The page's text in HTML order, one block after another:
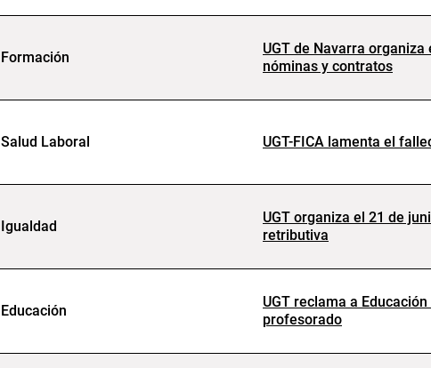
Formación
UGT de Navarra
nóminas y contratos
Salud Laboral UGT-FICA lamenta el
Igualdad
UGT organiza el 21 de
retributiva
Educación
UGT reclama a
profesorado